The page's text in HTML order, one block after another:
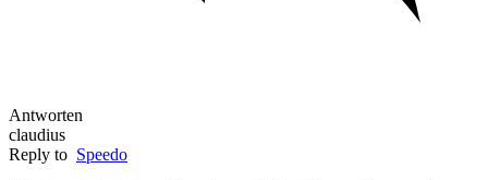
Antworten
claudius
Reply to Speedo